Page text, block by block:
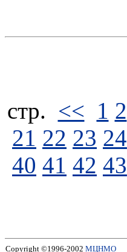
стp. << 1 2
21 22 23 24
40 41 42 43
Copyright ©1996-2002 МЦНМО